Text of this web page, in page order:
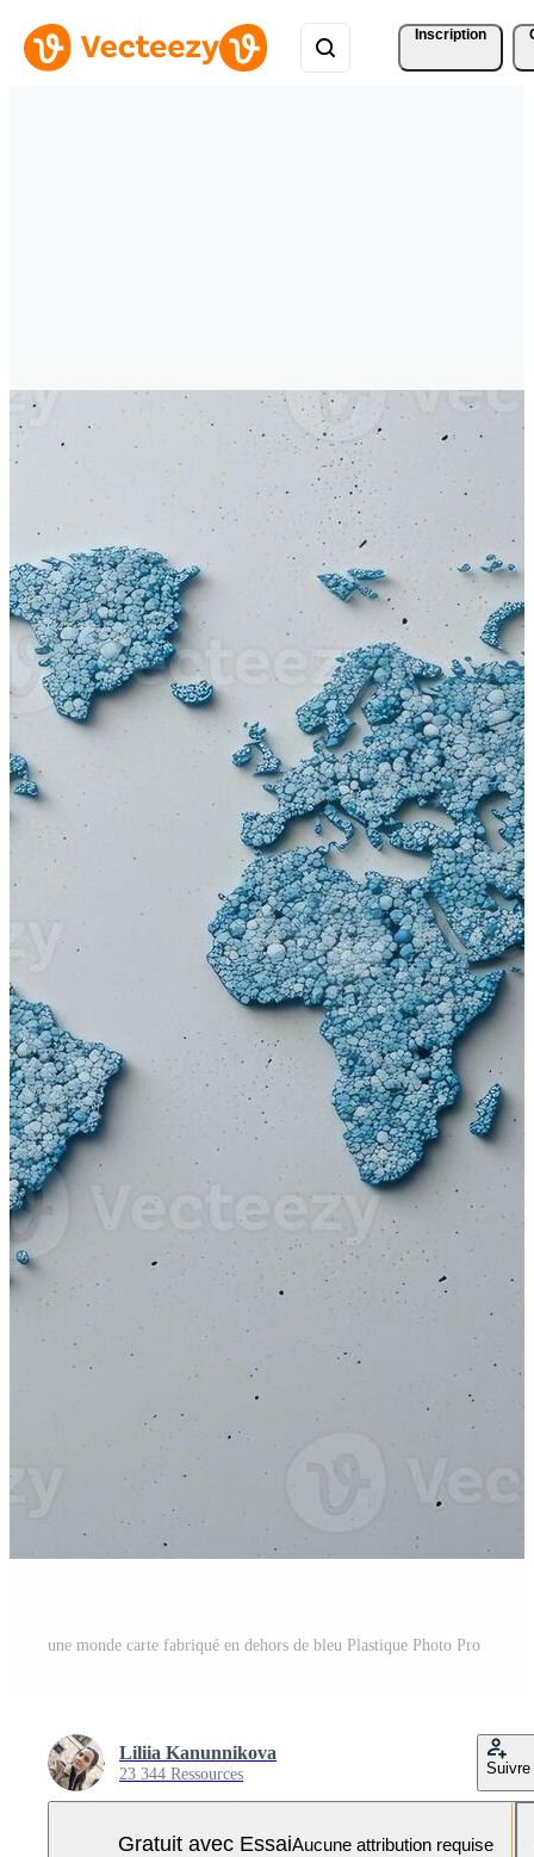
Inscription
une monde carte fabriqué en dehors de bleu Plastique Photo Pro
Liliia Kanunnikova
23 344 Ressources Suivre
Gratuit avec EssaiAucune attribution requise